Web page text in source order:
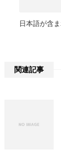
日本語が含
関連記事